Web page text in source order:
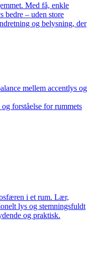
Med få, enkle
bedre – uden store
og belysning, der
mellem accentlys og
forståelse for rummets
i et rum. Lær,
lys og stemningsfuldt
og praktisk.